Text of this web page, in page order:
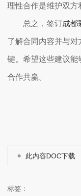
理性合作是维护双方
总之，签订成都
了解合同内容并与对
键。希望这些建议能
合作共赢。
此内容DOC下载
标签：